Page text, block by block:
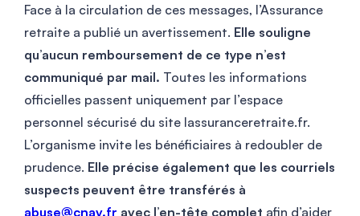
Face à la circulation de ces messages, l’Assurance
retraite a publié un avertissement. Elle souligne
qu’aucun remboursement de ce type n’est
communiqué par mail. Toutes les informations
officielles passent uniquement par l’espace
personnel sécurisé du site lassuranceretraite.fr.
L’organisme invite les bénéficiaires à redoubler de
prudence. Elle précise également que les courriels
suspects peuvent être transférés à
abuse@cnav.fr avec l’en-tête complet afin d’aider